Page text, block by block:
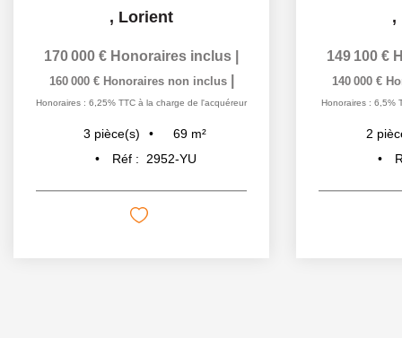
, Lorient
170 000 € Honoraires inclus
160 000 € Honoraires non inclus
Honoraires : 6,25% TTC à la charge de l'acquéreur
3 pièce(s) 69 m²
Réf :
2952-YU
,
149 100 €
140 000 €
Honoraires : 6,5%
2